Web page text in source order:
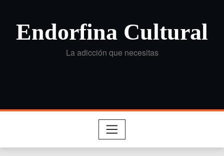
Endorfina Cultural
La adicción que necesitas